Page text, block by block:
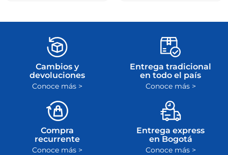
Cambios y
devoluciones
Conoce más >
Entrega tradicional
en todo el país
Conoce más >
Compra
recurrente
Conoce más >
Entrega express
en Bogotá
Conoce más >